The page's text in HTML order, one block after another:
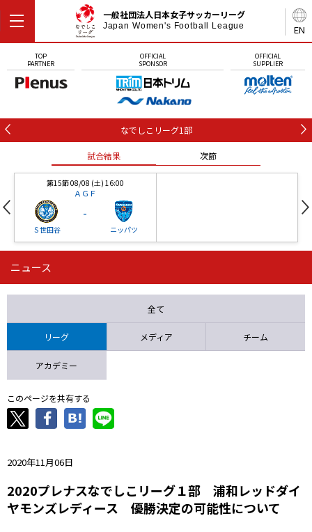
EN
一般社団法人日本女子サッカーリーグ
Japan Women's Football League
TOP
PARTNER
OFFICIAL
SPONSOR
OFFICIAL
SUPPLIER
なでしこリーグ1部
試合結果 次節
第15節 08/08 (土) 16:00
ＡＧＦ
Ｓ世田谷
-
ニッパツ
第16節 09/05 (土) 15:00
ニッパツ 石人の星
ニュース
全て
リーグ メディア チーム
アカデミー
このページを共有する
2020年11月06日
2020プレナスなでしこリーグ１部 浦和レッドダイ
ヤモンズレディース 優勝決定の可能性について